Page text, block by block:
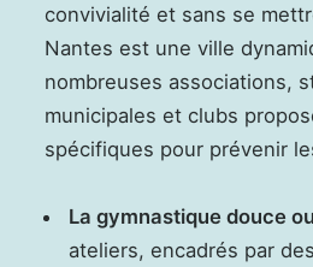
convivialité et sans se
Nantes est une ville
nombreuses associations,
municipales et clubs
spécifiques pour prévenir
La gymnastique douce
ateliers, encadrés par